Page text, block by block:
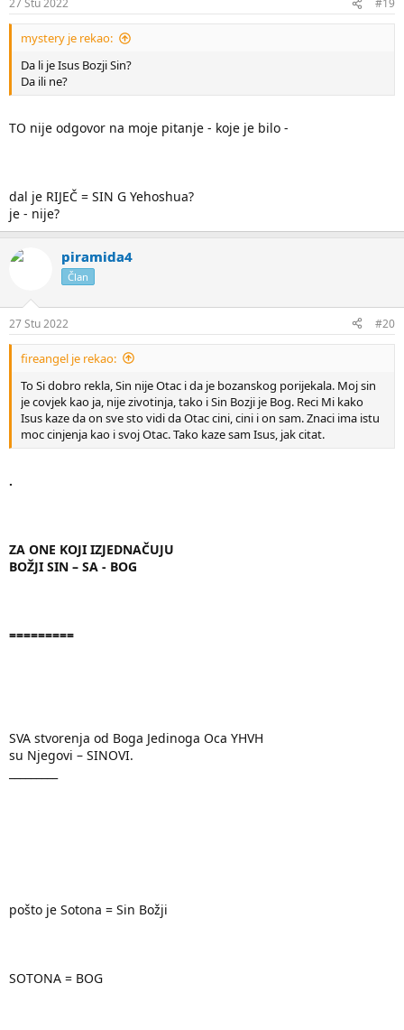
27 Stu 2022 #19
mystery je rekao:
Da li je Isus Bozji Sin?
Da ili ne?
TO nije odgovor na moje pitanje - koje je bilo -
dal je RIJEČ = SIN G Yehoshua?
je - nije?
piramida4
Član
27 Stu 2022 #20
fireangel je rekao:
To Si dobro rekla, Sin nije Otac i da je bozanskog porijekala. Moj sin
je covjek kao ja, nije zivotinja, tako i Sin Bozji je Bog. Reci Mi kako
Isus kaze da on sve sto vidi da Otac cini, cini i on sam. Znaci ima istu
moc cinjenja kao i svoj Otac. Tako kaze sam Isus, jak citat.
.
ZA ONE KOJI IZJEDNAČUJU
BOŽJI SIN – SA - BOG
=========
SVA stvorenja od Boga Jedinoga Oca YHVH
su Njegovi – SINOVI.
pošto je Sotona = Sin Božji
SOTONA = BOG